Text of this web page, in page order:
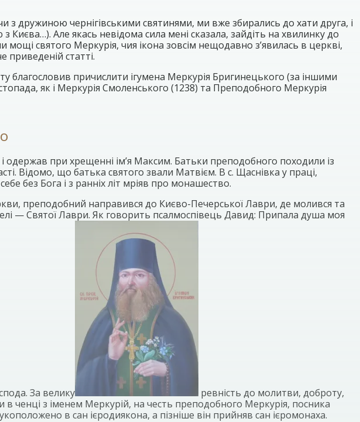
з дружиною чернігівськими святинями, ми вже збирались до хати друга, і
Але якась невідома сила мені сказала, зайдіть на хвилинку до
святого Меркурія, чия ікона зовсім нещодавно з’явилась в церкві,
статті.
благословив причислити ігумена Меркурія Бригинецького (за іншими
як і Меркурія Смоленського (1238) та Преподобного Меркурія
і одержав при хрещенні ім’я Максим. Батьки преподобного походили із
Відомо, що батька святого звали Матвієм. В с. Щаснівка у праці,
без Бога і з ранніх літ мріяв про монашество.
преподобний направився до Києво-Печерської Лаври, де молився та
— Святої Лаври. Як говорить псалмоспівець Давид: Припала душа моя
За велику
ревність до молитви, доброту,
ченці з іменем Меркурій, на честь преподобного Меркурія, посника
в сан ієродиякона, а пізніше він прийняв сан ієромонаха.